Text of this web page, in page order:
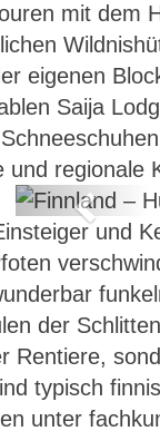
mit dem
eigenen
Saija
und regionale
und
der
Rentiere,
typisch
unter